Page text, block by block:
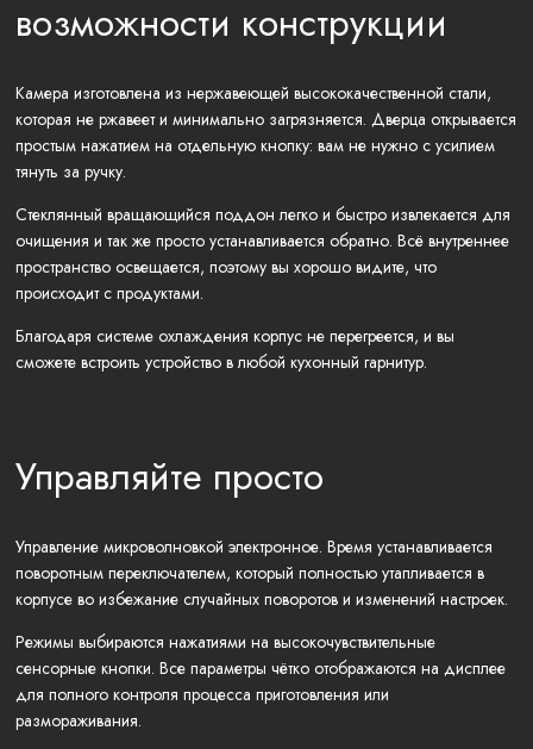
возможности конструкции
Камера изготовлена из нержавеющей высококачественной стали,
которая не ржавеет и минимально загрязняется. Дверца открывается
простым нажатием на отдельную кнопку: вам не нужно с усилием
тянуть за ручку.
Стеклянный вращающийся поддон легко и быстро извлекается для
очищения и так же просто устанавливается обратно. Всё внутреннее
пространство освещается, поэтому вы хорошо видите, что
происходит с продуктами.
Благодаря системе охлаждения корпус не перегреется, и вы
сможете встроить устройство в любой кухонный гарнитур.
Управляйте просто
Управление микроволновкой электронное. Время устанавливается
поворотным переключателем, который полностью утапливается в
корпусе во избежание случайных поворотов и изменений настроек.
Режимы выбираются нажатиями на высокочувствительные
сенсорные кнопки. Все параметры чётко отображаются на дисплее
для полного контроля процесса приготовления или
размораживания.